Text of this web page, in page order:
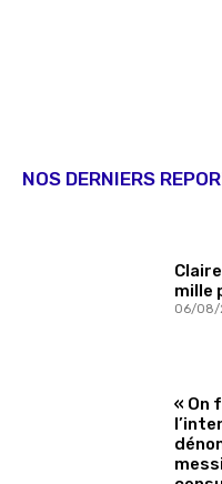
NOS DERNIERS
mille
06/08/
« On